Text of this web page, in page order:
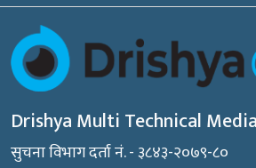
Drishya Multi Technical
सुचना विभाग दर्ता नं. - ३८४३-२०७९-८०